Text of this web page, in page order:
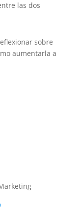
las dos
sobre
aumentarla a